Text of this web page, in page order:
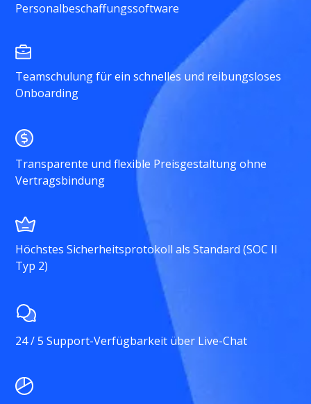
Personalbeschaffungssoftware
Teamschulung für ein schnelles und reibungsloses
Onboarding
Transparente und flexible Preisgestaltung ohne
Vertragsbindung
Höchstes Sicherheitsprotokoll als Standard (SOC II
Typ 2)
24 / 5 Support-Verfügbarkeit über Live-Chat